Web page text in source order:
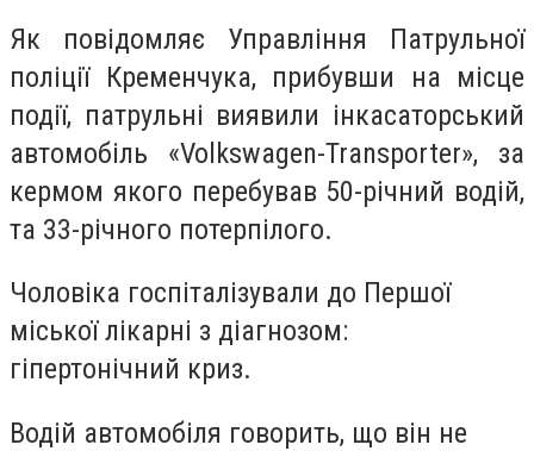
Як повідомляє Управління Патрульної
поліції Кременчука, прибувши на місце
події, патрульні виявили інкасаторський
автомобіль «Volkswagen-Transporter», за
кермом якого перебував 50-річний водій,
та 33-річного потерпілого.
Чоловіка госпіталізували до Першої
міської лікарні з діагнозом:
гіпертонічний криз.
Водій автомобіля говорить, що він не